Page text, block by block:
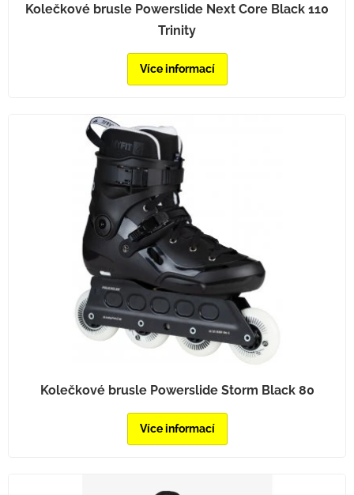
Kolečkové brusle Powerslide Next Core Black 110
Trinity
Více informací
Kolečkové brusle Powerslide Storm Black 80
Více informací